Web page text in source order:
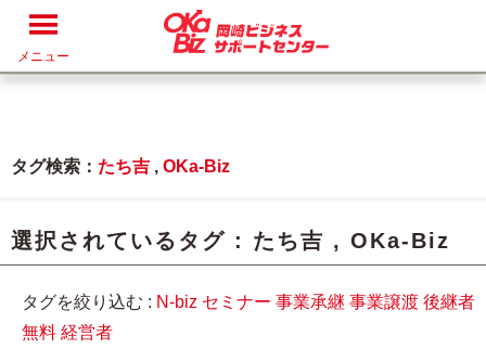
メニュー
タグ検索： たち吉 , OKa-Biz
選択されているタグ : たち吉 , OKa-Biz
タグを絞り込む : N-biz セミナー 事業承継 事業譲渡 後継者
無料 経営者